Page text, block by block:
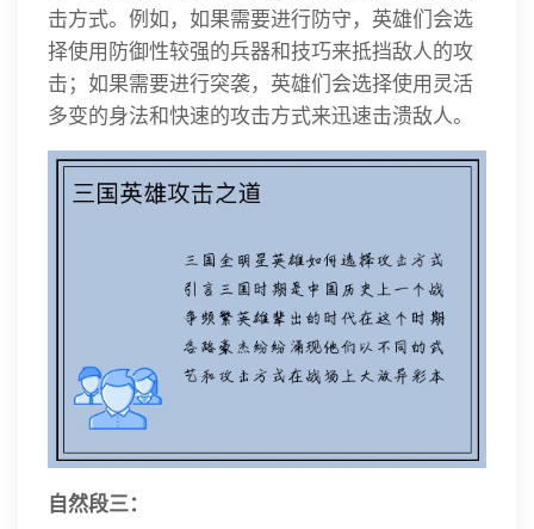
击方式。例如，如果需要进行防守，英雄们会选
择使用防御性较强的兵器和技巧来抵挡敌人的攻
击；如果需要进行突袭，英雄们会选择使用灵活
多变的身法和快速的攻击方式来迅速击溃敌人。
自然段三：